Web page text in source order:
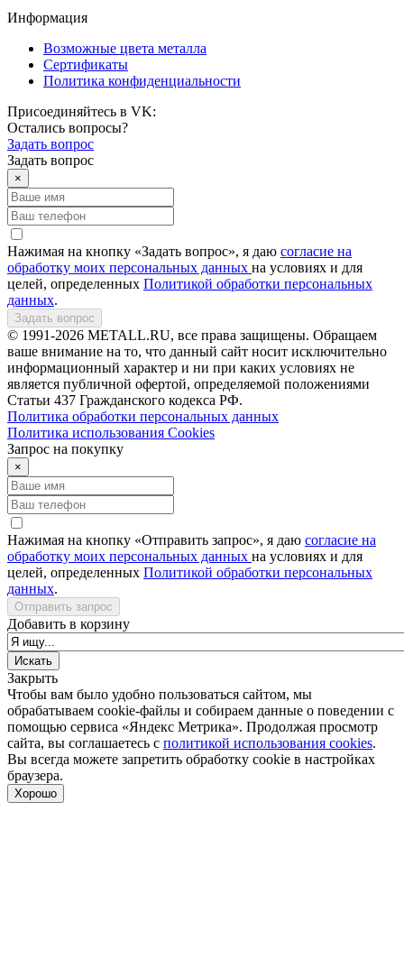
Информация
Возможные цвета металла
Сертификаты
Политика конфиденциальности
Присоединяйтесь в VK:
Остались вопросы?
Задать вопрос
Задать вопрос
×
Нажимая на кнопку «Задать вопрос», я даю согласие на
обработку моих персональных данных на условиях и для
целей, определенных Политикой обработки персональных
данных.
Задать вопрос
© 1991-2026 METALL.RU, все права защищены. Обращаем
ваше внимание на то, что данный сайт носит исключительно
информационный характер и ни при каких условиях не
является публичной офертой, определяемой положениями
Статьи 437 Гражданского кодекса РФ.
Политика обработки персональных данных
Политика использования Сookies
Запрос на покупку
×
Нажимая на кнопку «Отправить запрос», я даю согласие на
обработку моих персональных данных на условиях и для
целей, определенных Политикой обработки персональных
данных.
Отправить запрос
Добавить в корзину
Закрыть
Чтобы вам было удобно пользоваться сайтом, мы
обрабатываем cookie-файлы и собираем данные о поведении с
помощью сервиса «Яндекс Метрика». Продолжая просмотр
сайта, вы соглашаетесь с политикой использования cookies.
Вы всегда можете запретить обработку cookie в настройках
браузера.
Хорошо